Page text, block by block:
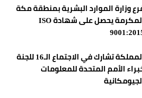
وزارة الموارد البشرية بمنطقة مكة
المكرمة يحصل على شهادة ISO
المملكة تشارك في الاجتماع الـ16 للجنة
الأمم المتحدة للمعلومات